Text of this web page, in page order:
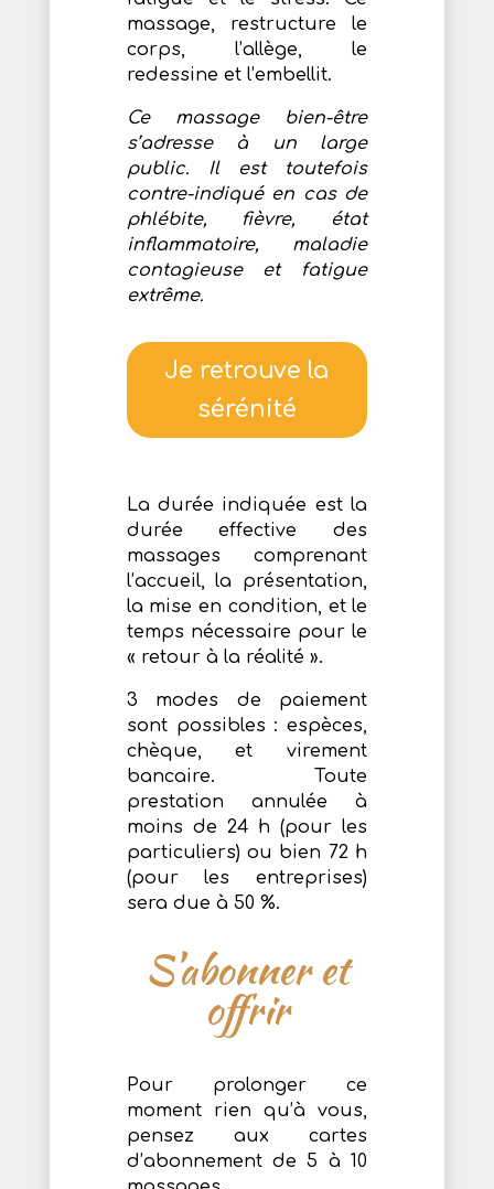
massage, restructure le
corps, l’allège, le
redessine et l’embellit.
Ce massage bien-être
s’adresse à un large
public. Il est toutefois
contre-indiqué en cas de
phlébite, fièvre, état
inflammatoire, maladie
contagieuse et fatigue
extrême.
Je retrouve la
sérénité
La durée indiquée est la
durée effective des
massages comprenant
l’accueil, la présentation,
la mise en condition, et le
temps nécessaire pour le
« retour à la réalité ».
3 modes de paiement
sont possibles : espèces,
chèque, et virement
bancaire. Toute
prestation annulée à
moins de 24 h (pour les
particuliers) ou bien 72 h
(pour les entreprises)
sera due à 50 %.
S’abonner et
offrir
Pour prolonger ce
moment rien qu’à vous,
pensez aux cartes
d’abonnement de 5 à 10